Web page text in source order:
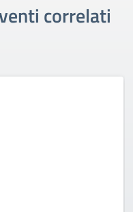
correlati